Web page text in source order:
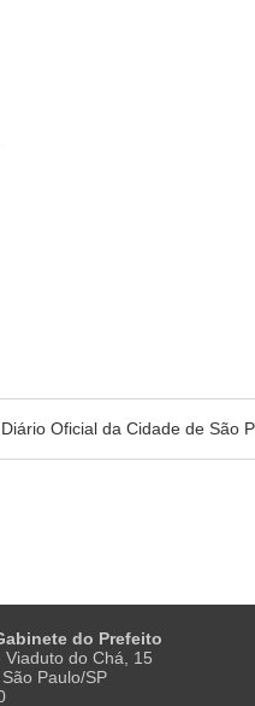
Oficial da Cidade de São
do Prefeito
Viaduto do Chá, 15
Paulo/SP